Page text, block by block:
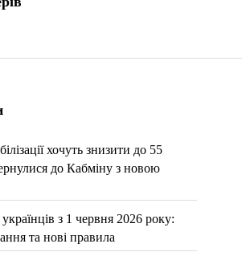
хочуть знизити до 55
до Кабміну з новою
з 1 червня 2026 року:
та нові правила